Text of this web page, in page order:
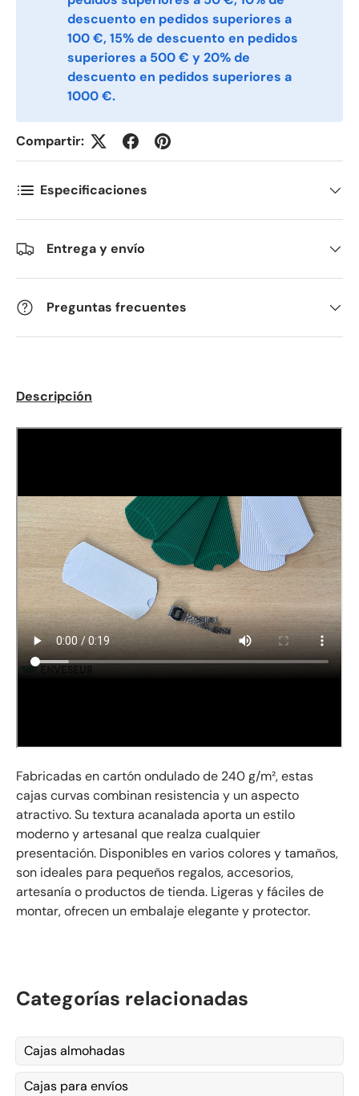
Fornavn
Telefon
Postnummer *
descuento en pedidos superiores a
100 €, 15% de descuento en pedidos
superiores a 500 € y 20% de
descuento en pedidos superiores a
1000 €.
Compartir:
Especificaciones
Entrega y envío
Preguntas frecuentes
Descripción
Fabricadas en cartón ondulado de 240 g/m², estas
cajas curvas combinan resistencia y un aspecto
atractivo. Su textura acanalada aporta un estilo
moderno y artesanal que realza cualquier
presentación. Disponibles en varios colores y tamaños,
son ideales para pequeños regalos, accesorios,
artesanía o productos de tienda. Ligeras y fáciles de
montar, ofrecen un embalaje elegante y protector.
Categorías relacionadas
Cajas almohadas
Cajas para envíos